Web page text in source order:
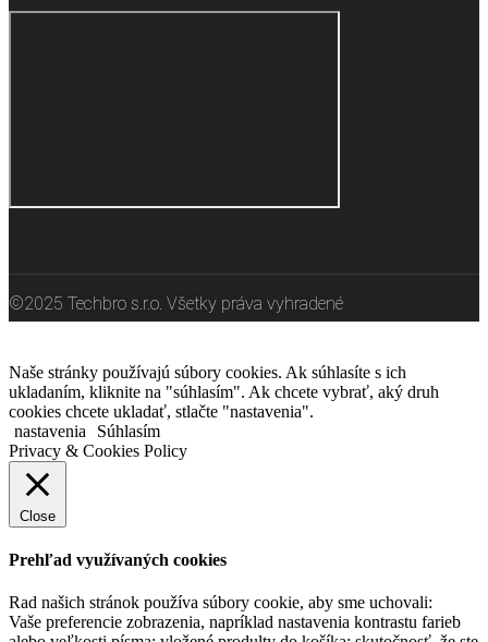
©2025 Techbro s.r.o. Všetky práva vyhradené
Naše stránky používajú súbory cookies. Ak súhlasíte s ich
ukladaním, kliknite na "súhlasím". Ak chcete vybrať, aký druh
cookies chcete ukladať, stlačte "nastavenia".
nastavenia
Súhlasím
Privacy & Cookies Policy
Close
Prehľad využívaných cookies
Rad našich stránok používa súbory cookie, aby sme uchovali:
Vaše preferencie zobrazenia, napríklad nastavenia kontrastu farieb